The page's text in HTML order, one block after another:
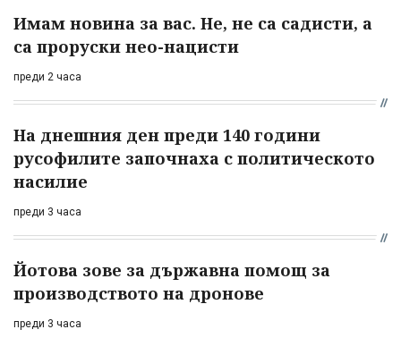
Имам новина за вас. Не, не са садисти, а
са проруски нео-нацисти
преди 2 часа
На днешния ден преди 140 години
русофилите започнаха с политическото
насилие
преди 3 часа
Йотова зове за държавна помощ за
производството на дронове
преди 3 часа